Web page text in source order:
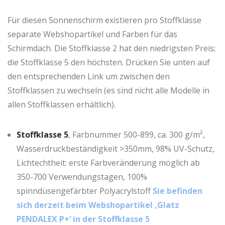
konzipiert und er wird in der Schweiz hergestellt. Die
Glatz AG ist ein Schweizer Familienunternehmen mit
über 125-jähriger Tradition in der Entwicklung,
Herstellung und im Vertrieb von hochwertigen
Sonnenschirmen für den privaten und gewerblichen
Einsatz. Das kompatible Schirmzubehör zum
SonnenschirmPendalex P+in unserem Webshop
komplette Auflistung des Zubehörs finden Sie in der
Preisliste von Glatz.
Am besten erleben Sie denPendalex P+
unseremShowroom. Spüren Sie die Materialien, testen
Sie die Beweglichkeit und lassen Sie sich zeigen, wie
angenehm ein Schattenspender im Alltag sein kann.
Für diesen Sonnenschirm existieren pro Stoffklasse
separate Webshopartikel und Farben für das
Schirmdach. Die Stoffklasse 2 hat den niedrigsten Preis;
die Stoffklasse 5 den höchsten. Drücken Sie unten auf
den entsprechenden Link um zwischen den
Stoffklassen zu wechseln (es sind nicht alle Modelle in
allen Stoffklassen erhältlich).
Stoffklasse 5, Farbnummer 500-899, ca. 300 g/m²,
Wasserdruckbeständigkeit >350mm, 98% UV-Schutz,
Lichtechtheit: erste Farbveränderung möglich ab
350-700 Verwendungstagen, 100%
spinndüsengefärbter PolyacrylstoffSie befinden
sich derzeit beim Webshopartikel ‚Glatz
PENDALEX P+‘ in der Stoffklasse 5